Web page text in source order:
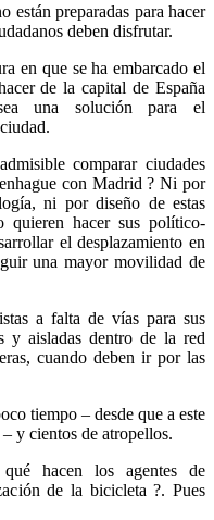
están preparadas para hacer
deben disfrutar.
en que se ha embarcado el
de la capital de España
una solución para el
comparar ciudades
con Madrid ? Ni por
ni por diseño de estas
quieren hacer sus político-
el desplazamiento en
una mayor movilidad de
a falta de vías para sus
y aisladas dentro de la red
cuando deben ir por las
tiempo – desde que a este
y cientos de atropellos.
hacen los agentes de
de la bicicleta ?. Pues